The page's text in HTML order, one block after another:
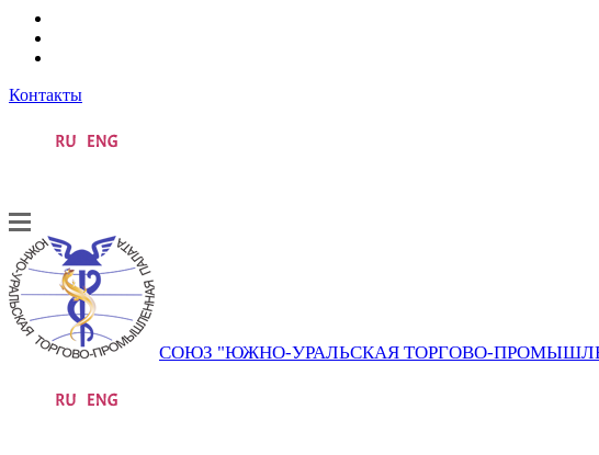
Контакты
СОЮЗ "ЮЖНО-УРАЛЬСКАЯ ТОРГОВО-